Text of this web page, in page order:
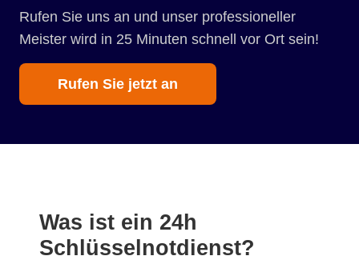
Rufen Sie uns an und unser professioneller
Meister wird in 25 Minuten schnell vor Ort sein!
Rufen Sie jetzt an
Was ist ein 24h
Schlüsselnotdienst?